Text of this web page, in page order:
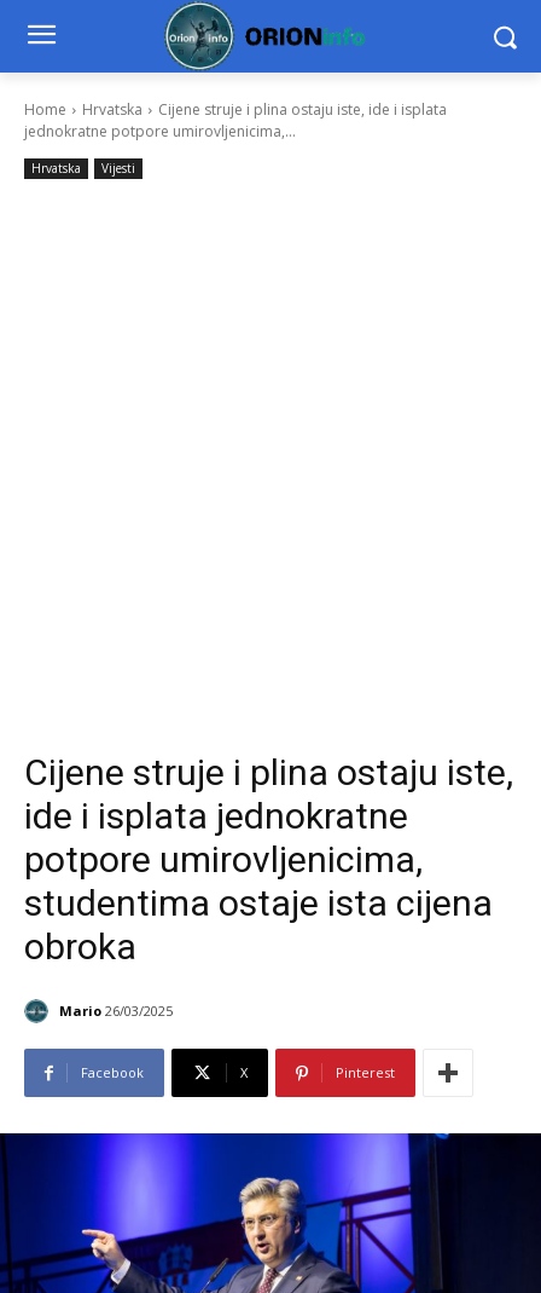
Home Hrvatska
Cijene struje i plina ostaju iste, ide i isplata
jednokratne potpore umirovljenicima,...
Hrvatska Vijesti
Cijene struje i plina ostaju iste,
ide i isplata jednokratne
potpore umirovljenicima,
studentima ostaje ista cijena
obroka
Mario 26/03/2025
Facebook X Pinterest